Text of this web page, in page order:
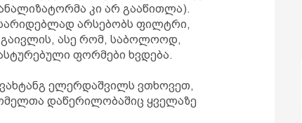
კი არ გააწითლა).
არსებობს ფილტრი,
ასე რომ, საბოლოოდ,
ფორმები ხვდება.
ვახტანგ ელერდაშვილს ვთხოვეთ,
დაწერილობაშიც ყველაზე